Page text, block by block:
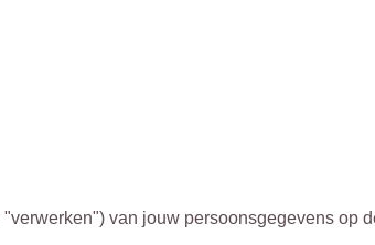
van jouw persoonsgegevens op